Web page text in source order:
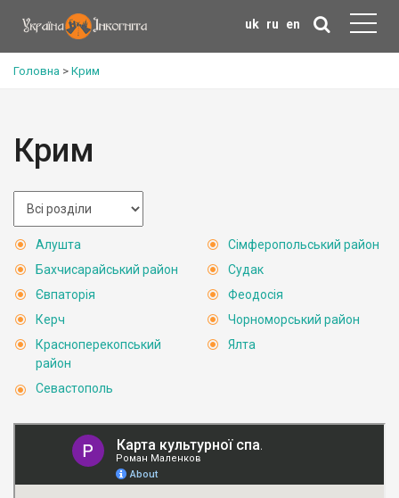
uk ru en
Головна > Крим
Крим
Алушта
Бахчисарайський район
Євпаторія
Керч
Красноперекопський
район
Севастополь
Сімферопольський район
Судак
Феодосія
Чорноморський район
Ялта